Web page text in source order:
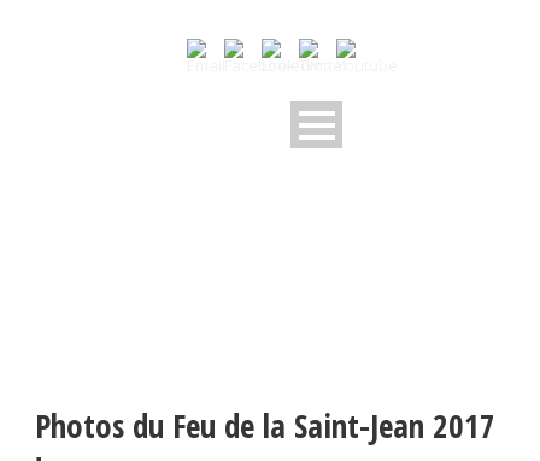
Photos du Feu de la Saint-Jean 2017